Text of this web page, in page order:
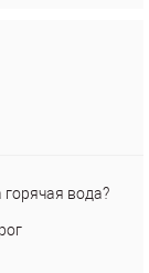
горячая вода?